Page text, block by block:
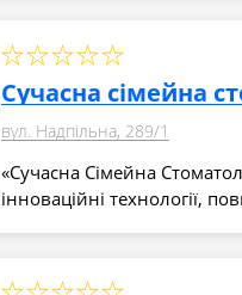
Cучасна сімейна
вул. Надпільна, 289/1
«Сучасна Сімейна
інноваційні технології,